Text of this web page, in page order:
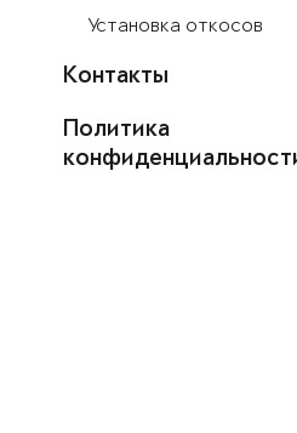
Установка откосов
Контакты
Политика